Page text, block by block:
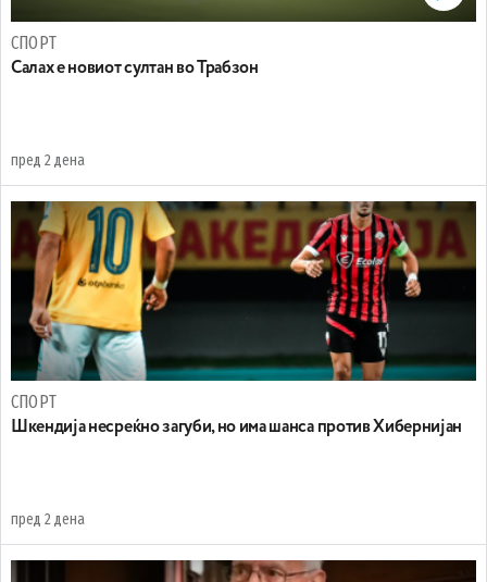
СПОРТ
Салах е новиот султан во Трабзон
пред 2 дена
СПОРТ
Шкендија несреќно загуби, но има шанса против Хибернијан
пред 2 дена